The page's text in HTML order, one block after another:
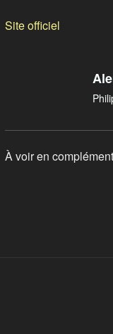
Site officiel
À voir en complément